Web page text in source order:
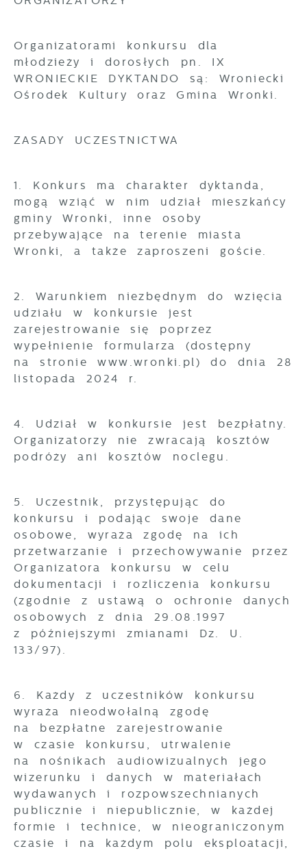
Organizatorami konkursu dla
młodzieży i dorosłych pn. IX
WRONIECKIE DYKTANDO są: Wroniecki
Ośrodek Kultury oraz Gmina Wronki.
ZASADY UCZESTNICTWA
1. Konkurs ma charakter dyktanda,
mogą wziąć w nim udział mieszkańcy
gminy Wronki, inne osoby
przebywające na terenie miasta
Wronki, a także zaproszeni goście.
2. Warunkiem niezbędnym do wzięcia
udziału w konkursie jest
zarejestrowanie się poprzez
wypełnienie formularza (dostępny
na stronie www.wronki.pl) do dnia 28
listopada 2024 r.
4. Udział w konkursie jest bezpłatny.
Organizatorzy nie zwracają kosztów
podróży ani kosztów noclegu.
5. Uczestnik, przystępując do
konkursu i podając swoje dane
osobowe, wyraża zgodę na ich
przetwarzanie i przechowywanie przez
Organizatora konkursu w celu
dokumentacji i rozliczenia konkursu
(zgodnie z ustawą o ochronie danych
osobowych z dnia 29.08.1997
z późniejszymi zmianami Dz. U.
133/97).
6. Każdy z uczestników konkursu
wyraża nieodwołalną zgodę
na bezpłatne zarejestrowanie
w czasie konkursu, utrwalenie
na nośnikach audiowizualnych jego
wizerunku i danych w materiałach
wydawanych i rozpowszechnianych
publicznie i niepublicznie, w każdej
formie i technice, w nieograniczonym
czasie i na każdym polu eksploatacji,